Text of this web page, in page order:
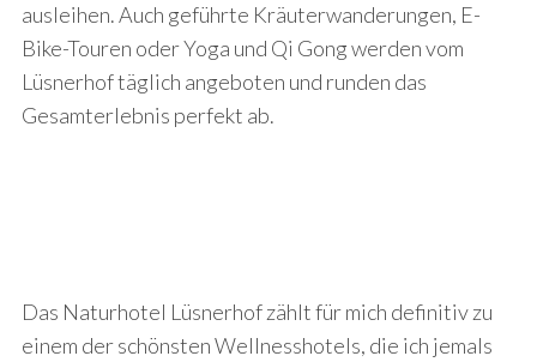
ausleihen. Auch geführte Kräuterwanderungen, E-
Bike-Touren oder Yoga und Qi Gong werden vom
Lüsnerhof täglich angeboten und runden das
Gesamterlebnis perfekt ab.
Das Naturhotel Lüsnerhof zählt für mich definitiv zu
einem der schönsten Wellnesshotels, die ich jemals